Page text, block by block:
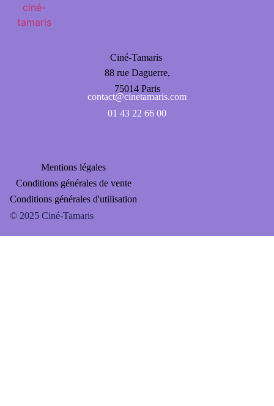
Ciné-Tamaris
88 rue Daguerre,
75014 Paris
contact@cinetamaris.com
01 43 22 66 00
Mentions légales
Conditions générales de vente
Conditions générales d'utilisation
FAQ
© 2025 Ciné-Tamaris